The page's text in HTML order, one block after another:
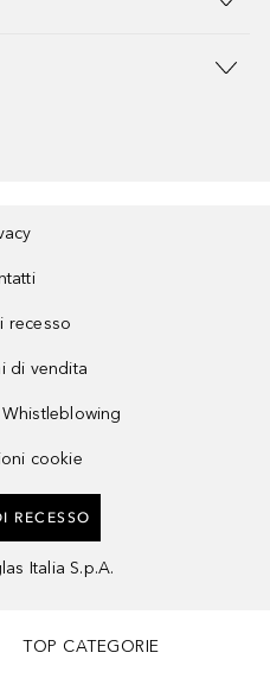
recesso
di vendita
cookie
RECESSO
Italia S.p.A.
TOP CATEGORIE